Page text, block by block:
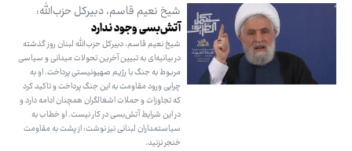
شیخ نعیم قاسم، دبیرکل حزب‌الله:
آتش‌بسی وجود ندارد
شیخ نعیم قاسم، دبیرکل حزب‌الله لبنان روز گذشته
در بیانیه‌ای به تبیین آخرین تحولات میدانی و سیاسی
مربوط به جنگ با رژیم صهیونیستی پرداخت. او به
چرایی ورود مقاومت به این جنگ پرداخت و تاکید کرد
که تجاوزات و حملات اشغالگران همچنان ادامه دارد و
در این شرایط آتش‌بسی در کار نیست. او خطاب به
سیاستمداران لبنانی نیز نوشت: از پشت به مقاومت
خنجر نزنید.